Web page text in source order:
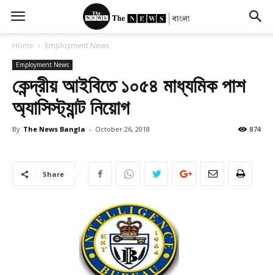
Home Employment News
Employment News
কেন্দ্রীয় আইবিতে ১০৫৪ মাধ্যমিক পাশ
অ্যাসিস্ট্যান্ট নিয়োগ
By The News Bangla - October 26, 2018 874
Share